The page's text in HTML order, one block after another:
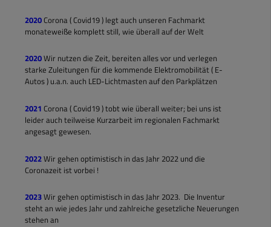
2020Corona ( Covid19 ) legt auch unseren Fachmarkt
monateweiße komplett still, wie überall auf der Welt
2020Wir nutzen die Zeit, bereiten alles vor und verlegen
starke Zuleitungen für die kommende Elektromobilität ( E-
Autos ) u.a.n. auch LED-Lichtmasten auf den Parkplätzen
2021 Corona ( Covid19 ) tobt wie überall weiter; bei uns ist
leider auch teilweise Kurzarbeit im regionalen Fachmarkt
angesagt gewesen.
2022Wir gehen optimistisch in das Jahr 2022 und die
Coronazeit ist vorbei !
2023Wir gehen optimistisch in das Jahr 2023. Die Inventur
steht an wie jedes Jahr und zahlreiche gesetzliche Neuerungen
stehen an